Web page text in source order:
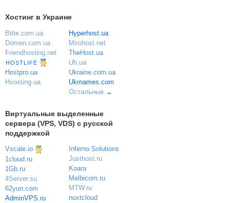
Хостинг в Украине
Bitte.com.ua
Domen.com.ua
Friendhosting.net
HOSTLIFE
Hostpro.ua
Hvosting.ua
Hyperhost.ua
Mirohost.net
TheHost.ua
Uh.ua
Ukraine.com.ua
Ukrnames.com
Остальные→
Виртуальные выделенные
сервера (VPS, VDS) с русской
поддержкой
Vscale.io
1cloud.ru
1Gb.ru
4Server.su
62yun.com
AdminVPS.ru
Inferno Solutions
Justhost.ru
Koara
Melbicom.ru
MTW.ru
nuxtcloud